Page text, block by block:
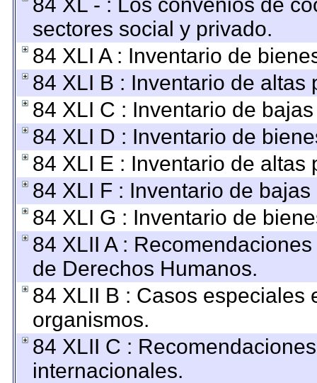
sectores social y privado.
84 XLI A : Inventario de
84 XLI B : Inventario de
84 XLI C : Inventario de
84 XLI D : Inventario de
84 XLI E : Inventario de
84 XLI F : Inventario de
84 XLI G : Inventario de
84 XLII A :
de Derechos Humanos.
84 XLII B : Casos especiales
organismos.
84 XLII C :
internacionales.